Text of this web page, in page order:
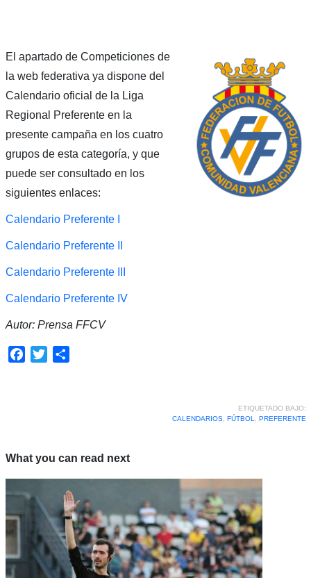
El apartado de Competiciones de
la web federativa ya dispone del
Calendario oficial de la Liga
Regional Preferente en la
presente campaña en los cuatro
grupos de esta categoría, y que
puede ser consultado en los
siguientes enlaces:
Calendario Preferente I
Calendario Preferente II
Calendario Preferente III
Calendario Preferente IV
Autor: Prensa FFCV
Facebook
Twitter
ETIQUETADO BAJO:
CALENDARIOS, FÚTBOL PREFERENTE
What you can read next